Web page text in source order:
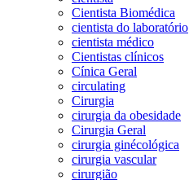
Cientista Biomédica
cientista do laboratório
cientista médico
Cientistas clínicos
Cínica Geral
circulating
Cirurgia
cirurgia da obesidade
Cirurgia Geral
cirurgia ginécológica
cirurgia vascular
cirurgião